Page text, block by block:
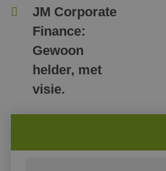
JM Corporate
Finance:
Gewoon
helder, met
visie.